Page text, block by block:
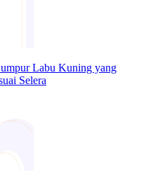
Labu Kuning yang
Selera